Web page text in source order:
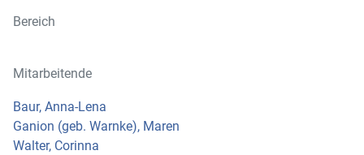
Bereich
Mitarbeitende
Baur, Anna-Lena
Ganion (geb. Warnke), Maren
Walter, Corinna